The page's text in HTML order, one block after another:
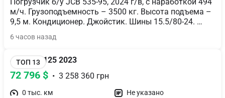
м/ч. Грузоподъемность – 3500 кг. Высота подъема –
9,5 м. Кондиционер. Джойстик. Шины 15.5/80-24.
дополнительный передний рабочее свет.
6 часов назад
ТОП 13
JCB 535-125 2023
72 796 $
  •  3 258 360 грн
0 тыс. км
Не указано